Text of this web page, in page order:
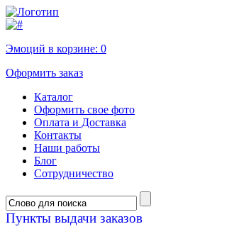
Эмоций в корзине: 0
Оформить заказ
Каталог
Оформить свое фото
Оплата и Доставка
Контакты
Наши работы
Блог
Сотрудничество
Пункты выдачи заказов